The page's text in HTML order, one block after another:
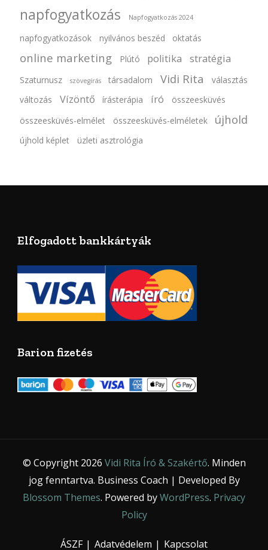
napfogyatkozás Napfogyatkozás 2024
napfogyatkozások nyilvános beszéd oktatás
online marketing Plútó politika stratégia
Szaturnusz szövegírás társadalom Vidi Rita
választás
változás
Vízöntő írásterápia író
összeesküvés
összeesküvés-elmélet
összeesküvés-elméletek újhold
újhold képlet üzleti asztrológia
Elfogadott bankkártyák
Barion fizetés
© Copyright 2026 Vidi Rita Író & Szakértő. Minden
jog fenntartva. Business Coach | Developed By
Blossom Themes. Powered byWordPress. Privacy
Policy
ÁSZF Adatvédelem Kapcsolat